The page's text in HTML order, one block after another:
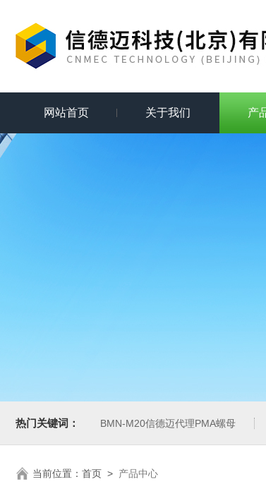
网站首页 关于我们 产
热门关键词： BMN-M20信德迈代理PMA螺母
当前位置： 首页 > 产品中心